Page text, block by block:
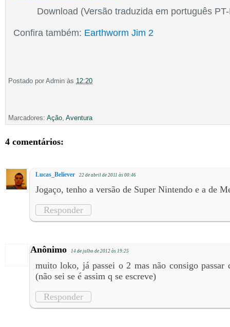
Download (Versão traduzida em português
Confira também: Earthworm Jim 2
Postado por Admin às 12:20
Marcadores: Ação Aventura
4 comentários:
Lucas_Believer 22 de abril de 2011 às 00:46
Jogaço, tenho a versão de Super Nintendo e a de
Responder
Anônimo 14 de julho de 2012 às 19:25
muito loko, já passei o 2 mas não consigo passar
(não sei se é assim q se escreve)
Responder